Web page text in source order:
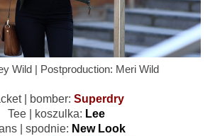
Wild | Postproduction: Meri Wild
| bomber: Superdry
Tee | koszulka: Lee
| spodnie: New Look